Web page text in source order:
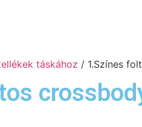
táskához / 1.Színes